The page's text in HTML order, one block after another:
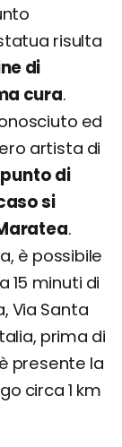
risulta
di
cura.
ed
artista di
di
si
.
è possibile
15 minuti di
Via Santa
prima di
presente la
circa 1 km